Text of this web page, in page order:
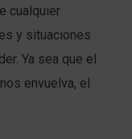
cualquier
y situaciones
Ya sea que el
envuelva, el